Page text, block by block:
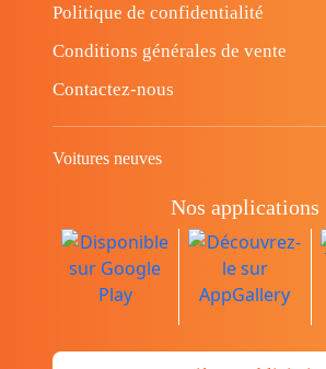
Politique de confidentialité
Conditions générales de vente
Contactez-nous
Voitures neuves
Nos applications